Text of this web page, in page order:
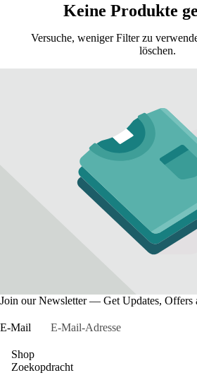
Keine Produkte
Versuche, weniger Filter zu
löschen.
Join our Newsletter — Get Updates, Offers
E-Mail
Shop
Zoekopdracht
Datenschutzerklärung